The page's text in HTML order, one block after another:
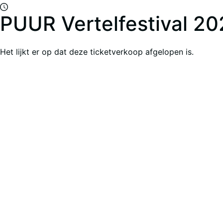
PUUR Vertelfestival
Het lijkt er op dat deze ticketverkoop afgelopen is.